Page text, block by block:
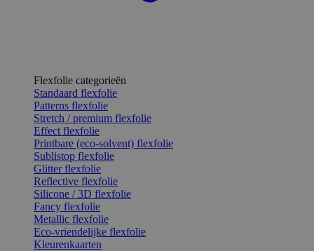
Flexfolie categorieën
Standaard flexfolie
Patterns flexfolie
Stretch / premium flexfolie
Effect flexfolie
Printbare (eco-solvent) flexfolie
Sublistop flexfolie
Glitter flexfolie
Reflective flexfolie
Silicone / 3D flexfolie
Fancy flexfolie
Metallic flexfolie
Eco-vriendelijke flexfolie
Kleurenkaarten